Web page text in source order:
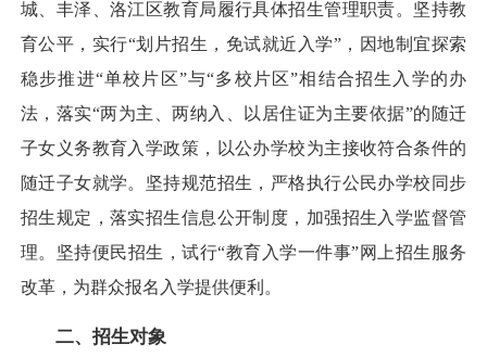
城、丰泽、洛江区教育局履行具体招生管理职责。坚持教
育公平，实行“划片招生，免试就近入学”，因地制宜探索
稳步推进“单校片区”与“多校片区”相结合招生入学的办
法，落实“两为主、两纳入、以居住证为主要依据”的随迁
子女义务教育入学政策，以公办学校为主接收符合条件的
随迁子女就学。坚持规范招生，严格执行公民办学校同步
招生规定，落实招生信息公开制度，加强招生入学监督管
理。坚持便民招生，试行“教育入学一件事”网上招生服务
改革，为群众报名入学提供便利。
二、招生对象